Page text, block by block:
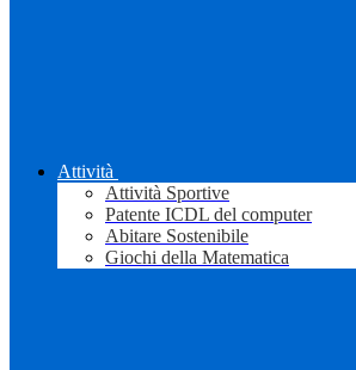
Attività
Attività Sportive
Patente ICDL del computer
Abitare Sostenibile
Giochi della Matematica